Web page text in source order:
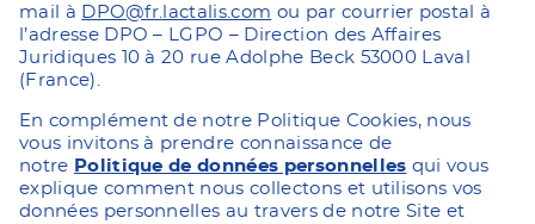
mail à DPO@fr.lactalis.com ou par courrier postal à
l’adresse DPO – LGPO – Direction des Affaires
Juridiques 10 à 20 rue Adolphe Beck 53000 Laval
(France).
En complément de notre Politique Cookies, nous
vous invitons à prendre connaissance de
notre Politique de données personnelles qui vous
explique comment nous collectons et utilisons vos
données personnelles au travers de notre Site et